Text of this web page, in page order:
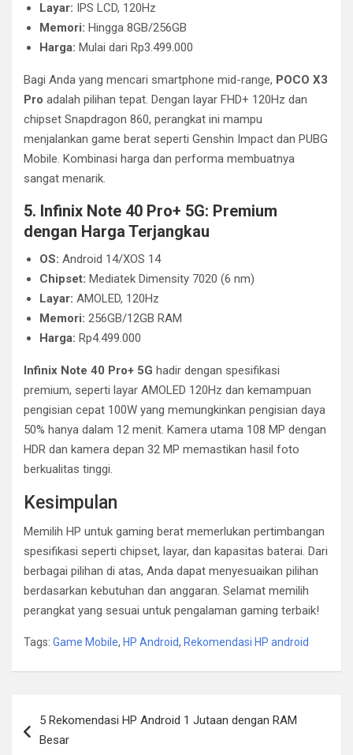
Layar: IPS LCD, 120Hz
Memori: Hingga 8GB/256GB
Harga: Mulai dari Rp3.499.000
Bagi Anda yang mencari smartphone mid-range, POCO X3
Pro adalah pilihan tepat. Dengan layar FHD+ 120Hz dan
chipset Snapdragon 860, perangkat ini mampu
menjalankan game berat seperti Genshin Impact dan PUBG
Mobile. Kombinasi harga dan performa membuatnya
sangat menarik.
5. Infinix Note 40 Pro+ 5G: Premium
dengan Harga Terjangkau
OS: Android 14/XOS 14
Chipset: Mediatek Dimensity 7020 (6 nm)
Layar: AMOLED, 120Hz
Memori: 256GB/12GB RAM
Harga: Rp4.499.000
Infinix Note 40 Pro+ 5G hadir dengan spesifikasi
premium, seperti layar AMOLED 120Hz dan kemampuan
pengisian cepat 100W yang memungkinkan pengisian daya
50% hanya dalam 12 menit. Kamera utama 108 MP dengan
HDR dan kamera depan 32 MP memastikan hasil foto
berkualitas tinggi.
Kesimpulan
Memilih HP untuk gaming berat memerlukan pertimbangan
spesifikasi seperti chipset, layar, dan kapasitas baterai. Dari
berbagai pilihan di atas, Anda dapat menyesuaikan pilihan
berdasarkan kebutuhan dan anggaran. Selamat memilih
perangkat yang sesuai untuk pengalaman gaming terbaik!
Tags: Game Mobile, HP Android, Rekomendasi HP android
navigation
5 Rekomendasi HP Android 1 Jutaan dengan RAM
Besar